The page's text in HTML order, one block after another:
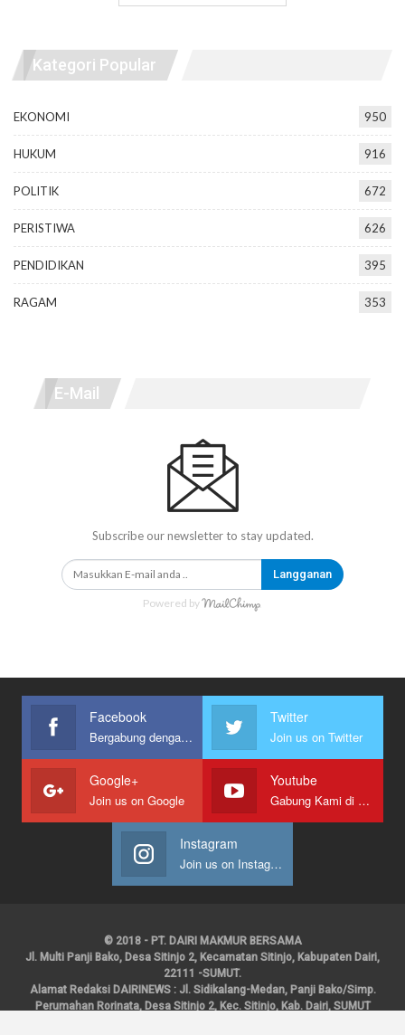
Kategori Popular
EKONOMI 950
HUKUM 916
POLITIK 672
PERISTIWA 626
PENDIDIKAN 395
RAGAM 353
E-Mail
Subscribe our newsletter to stay updated.
Langganan
Powered by
Facebook
Bergabung dengan kami
Twitter
Join us on Twitter
Google+
Join us on Google
Youtube
Gabung Kami di Youtube
Instagram
Join us on Instagram
© 2018 - PT. DAIRI MAKMUR BERSAMA
Jl. Multi Panji Bako, Desa Sitinjo 2, Kecamatan Sitinjo, Kabupaten Dairi,
22111 -SUMUT.
Alamat Redaksi DAIRINEWS : Jl. Sidikalang-Medan, Panji Bako/Simp.
Perumahan Rorinata, Desa Sitinjo 2, Kec. Sitinjo, Kab. Dairi, SUMUT